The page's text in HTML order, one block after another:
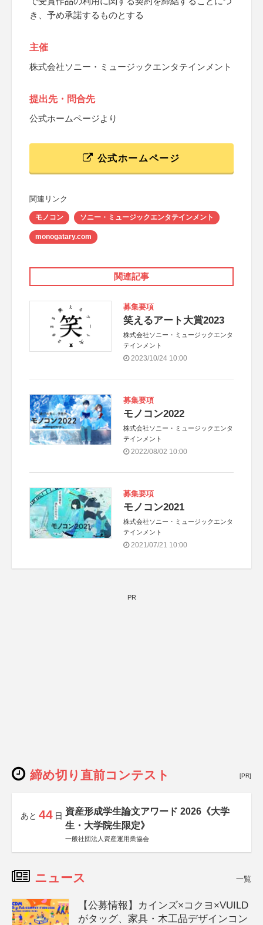
き、予め承諾するものとする
主催
株式会社ソニー・ミュージックエンタテインメント
提出先・問合先
公式ホームページより
公式ホームページ
関連リンク
モノコン ソニー・ミュージックエンタテインメント
monogatary.com
関連記事
募集要項
笑えるアート大賞2023
株式会社ソニー・ミュージックエンタ
テインメント
2023/10/24 10:00
募集要項
モノコン2022
株式会社ソニー・ミュージックエンタ
テインメント
2022/08/02 10:00
募集要項
モノコン2021
株式会社ソニー・ミュージックエンタ
テインメント
2021/07/21 10:00
PR
締め切り直前コンテスト [PR]
あと 44 日 資産形成学生論文アワード 2026《大学
生・大学院生限定》
一般社団法人資産運用業協会
ニュース 一覧
【公募情報】カインズ×コクヨ×VUILD
がタッグ、家具・木工品デザインコン